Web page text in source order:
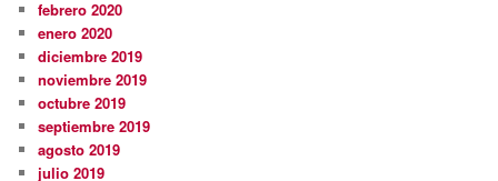
febrero 2020
enero 2020
diciembre 2019
noviembre 2019
octubre 2019
septiembre 2019
agosto 2019
julio 2019